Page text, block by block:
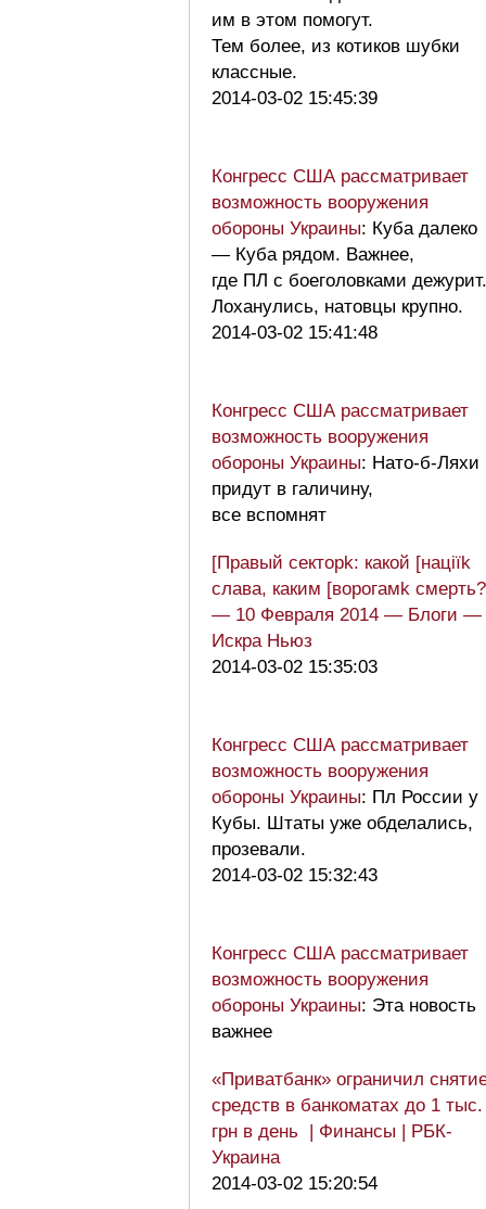
им в этом помогут.
Тем более, из котиков шубки
классные.
2014-03-02 15:45:39
Конгресс США рассматривает
возможность вооружения
обороны Украины: Куба далеко
— Куба рядом. Важнее,
где ПЛ с боеголовками дежурит.
Лоханулись, натовцы крупно.
2014-03-02 15:41:48
Конгресс США рассматривает
возможность вооружения
обороны Украины: Нато-б-Ляхи
придут в галичину,
все вспомнят
[Правый секторk: какой [націїk
слава, каким [ворогамk смерть?
— 10 Февраля 2014 — Блоги —
Искра Ньюз
2014-03-02 15:35:03
Конгресс США рассматривает
возможность вооружения
обороны Украины: Пл России у
Кубы. Штаты уже обделались,
прозевали.
2014-03-02 15:32:43
Конгресс США рассматривает
возможность вооружения
обороны Украины: Эта новость
важнее
«Приватбанк» ограничил
средств в банкоматах до 1 тыс.
грн в день | Финансы | РБК-
Украина
2014-03-02 15:20:54